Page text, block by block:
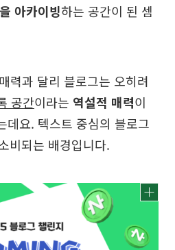
아카이빙하는 공간이 된 셈
력과 달리 블로그는 오히려
공간이라는 역설적 매력이
데요. 텍스트 중심의 블로그
비되는 배경입니다.